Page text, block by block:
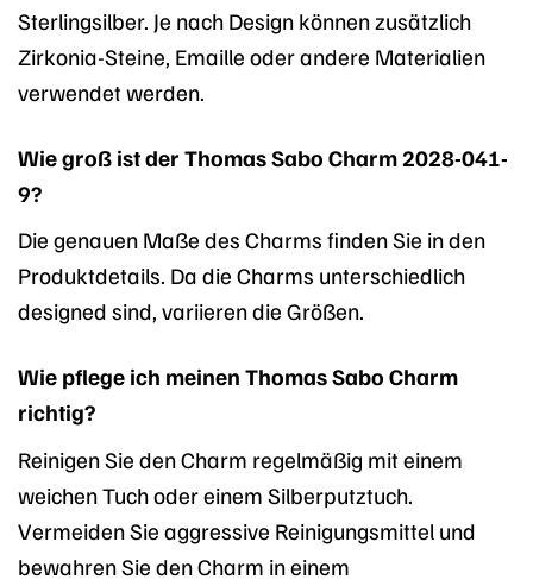
Sterlingsilber. Je nach Design können zusätzlich
Zirkonia-Steine, Emaille oder andere Materialien
verwendet werden.
Wie groß ist der Thomas Sabo Charm 2028-041-
9?
Die genauen Maße des Charms finden Sie in den
Produktdetails. Da die Charms unterschiedlich
designed sind, variieren die Größen.
Wie pflege ich meinen Thomas Sabo Charm
richtig?
Reinigen Sie den Charm regelmäßig mit einem
weichen Tuch oder einem Silberputztuch.
Vermeiden Sie aggressive Reinigungsmittel und
bewahren Sie den Charm in einem